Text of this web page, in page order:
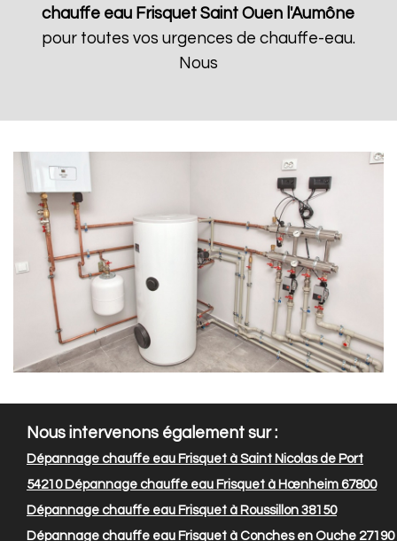
chauffe eau Frisquet Saint Ouen l'Aumône
pour toutes vos urgences de chauffe-eau.
Nous
Nous intervenons également sur :
Dépannage chauffe eau Frisquet à Saint Nicolas de Port
54210Dépannage chauffe eau Frisquet à Hœnheim 67800
Dépannage chauffe eau Frisquet à Roussillon 38150
Dépannage chauffe eau Frisquet à Conches en Ouche 27190